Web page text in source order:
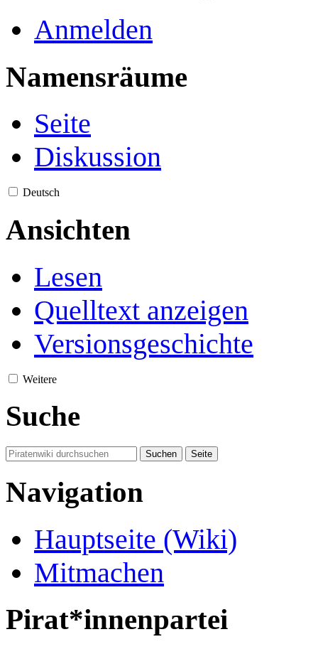
Anmelden
Namensräume
Seite
Diskussion
Deutsch
Ansichten
Lesen
Quelltext anzeigen
Versionsgeschichte
Weitere
Suche
Navigation
Hauptseite (Wiki)
Mitmachen
Pirat*innenpartei